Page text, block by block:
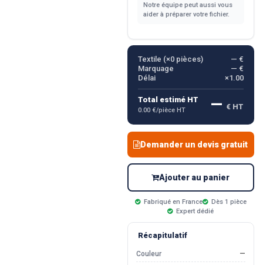
Notre équipe peut aussi vous
aider à préparer votre fichier.
Textile (×0pièces)
— €
Marquage
— €
Délai
×1.00
Total estimé HT
0.00 €/pièce HT — € HT
Demander un devis gratuit
Ajouter au panier
Fabriqué en France
Dès 1 pièce
Expert dédié
Récapitulatif
Couleur
—